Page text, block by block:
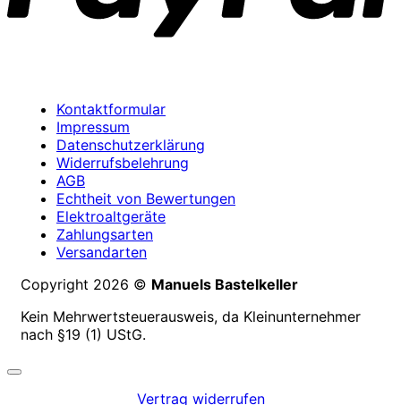
Kontaktformular
Impressum
Datenschutzerklärung
Widerrufsbelehrung
AGB
Echtheit von Bewertungen
Elektroaltgeräte
Zahlungsarten
Versandarten
Copyright 2026 © Manuels Bastelkeller
Kein Mehrwertsteuerausweis, da Kleinunternehmer
nach §19 (1) UStG.
Vertrag widerrufen